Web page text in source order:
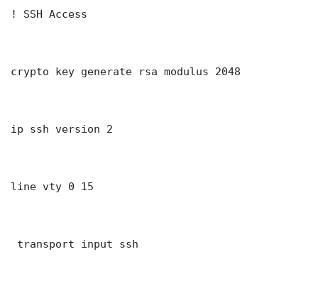
! SSH Access
crypto key generate rsa modulus 2048
ip ssh version 2
line vty 0 15
transport input ssh